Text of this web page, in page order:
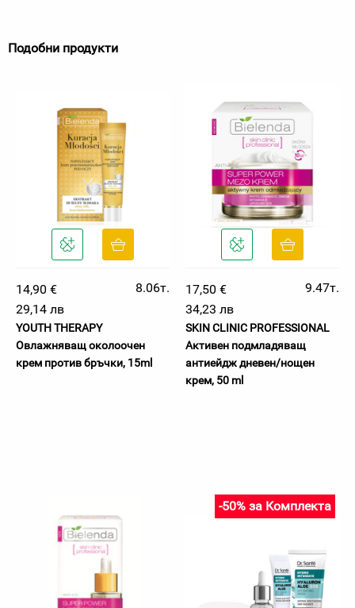
Подобни продукти
14,90 €
8.06т.
29,14 лв
YOUTH THERAPY
Овлажняващ околоочен
крем против бръчки, 15ml
17,50 €
9.47т.
34,23 лв
SKIN CLINIC PROFESSIONAL
Активен подмладяващ
антиейдж дневен/нощен
крем, 50 ml
-50% за Комплекта